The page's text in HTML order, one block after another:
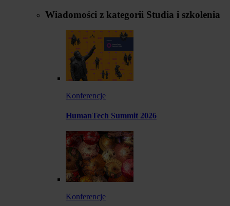
Wiadomości z kategorii Studia i szkolenia
Konferencje
HumanTech Summit 2026
Konferencje